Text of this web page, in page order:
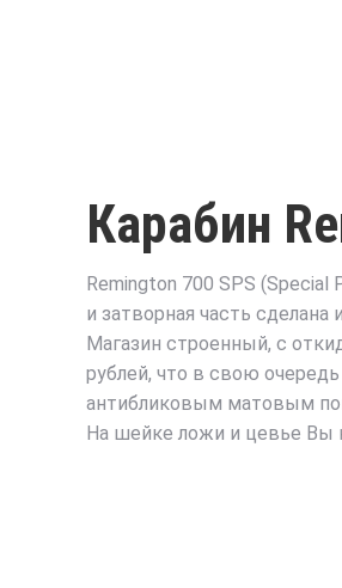
Карабин
Remington 700 SPS
и затворная часть
Магазин строенный, с
рублей, что в свою
антибликовым матовым
На шейке ложи и цевье Вы